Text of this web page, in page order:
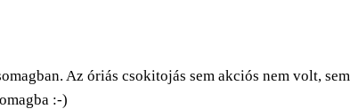
Az óriás csokitojás sem akciós nem volt, sem
:-)